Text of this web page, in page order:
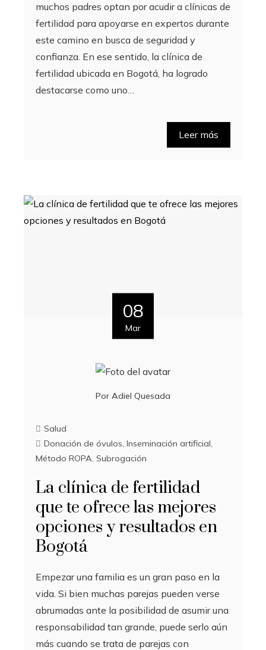
muchos padres optan por acudir a clínicas de
fertilidad para apoyarse en expertos durante
este camino en busca de seguridad y
confianza. En ese sentido, la clínica de
fertilidad ubicada en Bogotá, ha logrado
destacarse como uno…
Leer más
08
Mar
Por Adiel Quesada
Salud
Donación de óvulos Inseminación artificial
Método ROPA Subrogación
La clínica de fertilidad
que te ofrece las mejores
opciones y resultados en
Bogotá
Empezar una familia es un gran paso en la
vida. Si bien muchas parejas pueden verse
abrumadas ante la posibilidad de asumir una
responsabilidad tan grande, puede serlo aún
más cuando se trata de parejas con